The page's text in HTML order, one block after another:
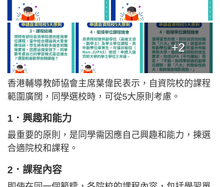
+2
香港輔導教師協會主席葉偉民表示，自資院校的課程
範圍廣闊，同學選校時，可從5大原則考慮。
1．興趣和能力
最重要的原則，是同學需因應自己興趣和能力，揀選
合適院校和課程。
2．課程內容